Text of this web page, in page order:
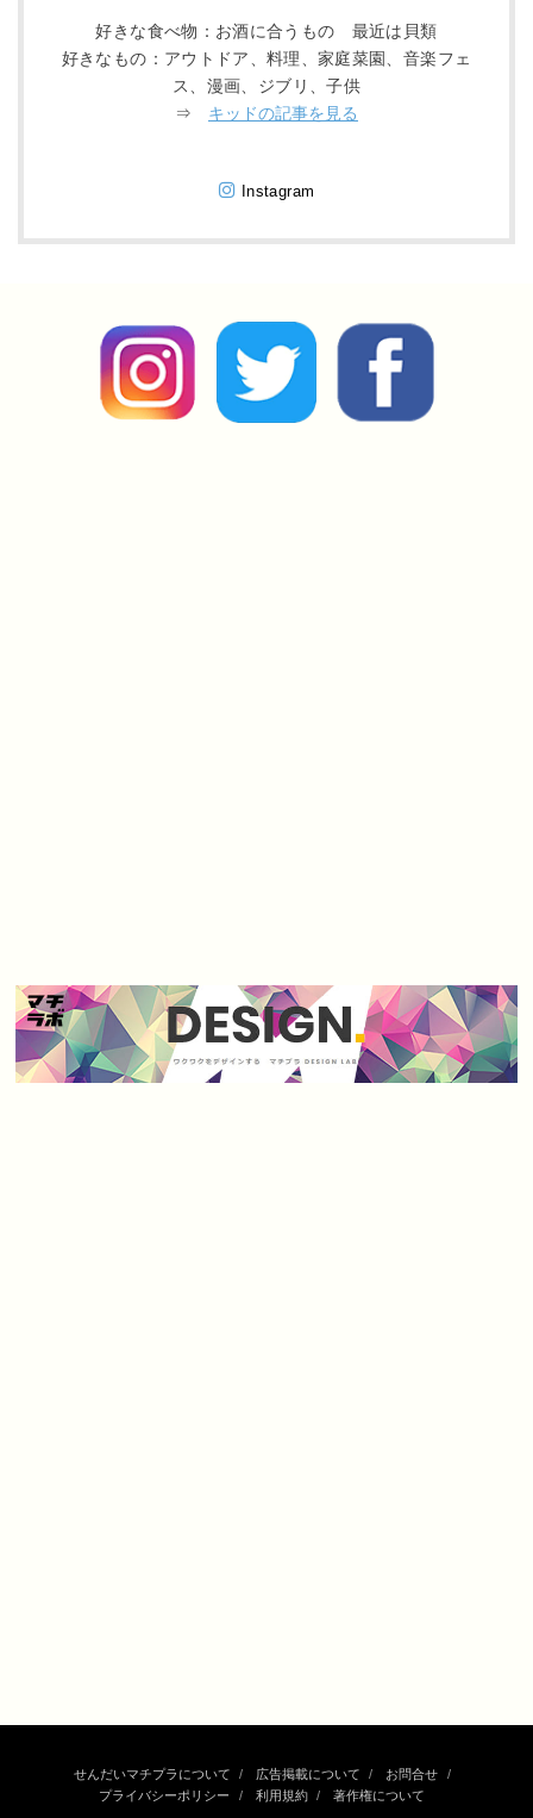
好きな食べ物：お酒に合うもの 最近は貝類
好きなもの：アウトドア、料理、家庭菜園、音楽フェ
ス、漫画、ジブリ、子供
⇒ キッドの記事を見る
Instagram
せんだいマチプラについて 広告掲載について
お問合せ
プライバシーポリシー
利用規約 著作権について